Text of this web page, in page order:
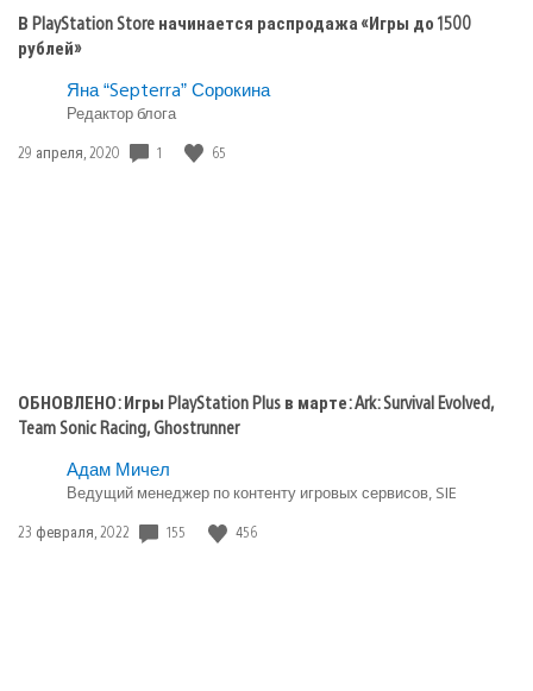
В PlayStation Store начинается распродажа «Игры до 1500
рублей»
Яна “Septerra” Сорокина
Редактор блога
Дата
29 апреля, 2020 1 65
ОБНОВЛЕНО: Игры PlayStation Plus в марте: Ark: Survival Evolved,
Team Sonic Racing, Ghostrunner
Адам Мичел
Ведущий менеджер по контенту игровых сервисов, SIE
Дата
23 февраля, 2022 155 456